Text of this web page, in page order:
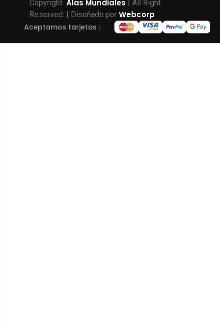
Copyright Alas Mundiales | All Right
Reserved. | Diseñado por Webcorp
Aceptamos tarjetas :